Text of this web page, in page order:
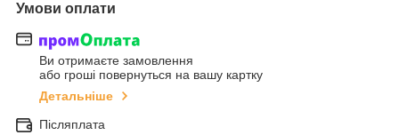
Умови оплати
Ви отримаєте замовлення
або гроші повернуться на вашу картку
Детальніше
Післяплата